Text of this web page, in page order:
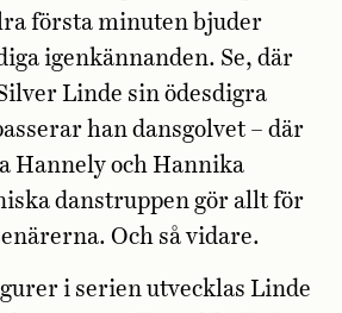
första minuten bjuder
igenkännanden. Se, där
Linde sin ödesdigra
han dansgolvet – där
Hannely och Hannika
danstruppen gör allt för
Och så vidare.
i serien utvecklas Linde